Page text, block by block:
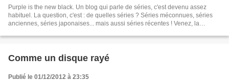
Purple is the new black. Un blog qui parle de séries, c'est devenu assez
habituel. La question, c'est : de quelles séries ? Séries méconnues, séries
anciennes, séries japonaises... mais aussi séries récentes ! Venez, la
Comme un disque rayé
Publié le 01/12/2012 à 23:35